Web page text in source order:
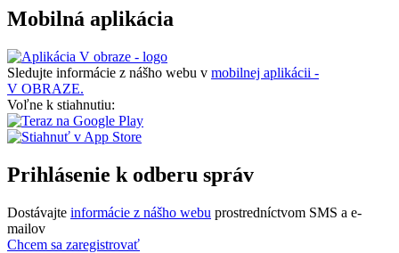
Mobilná aplikácia
Sledujte informácie z nášho webu v mobilnej aplikácii -
V OBRAZE.
Voľne k stiahnutiu:
Prihlásenie k odberu správ
Dostávajte informácie z nášho webu prostredníctvom SMS a e-
mailov
Chcem sa zaregistrovať